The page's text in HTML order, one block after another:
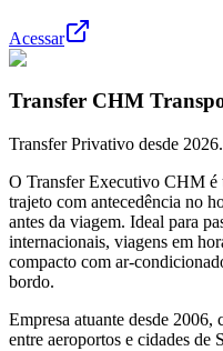
Acessar
Transfer CHM
Transfer Privativo desde
O Transfer Executivo CHM é
trajeto com antecedência no
antes da viagem. Ideal para
internacionais, viagens em
compacto com ar-
bordo.
Empresa atuante desde
entre aeroportos e cidades de